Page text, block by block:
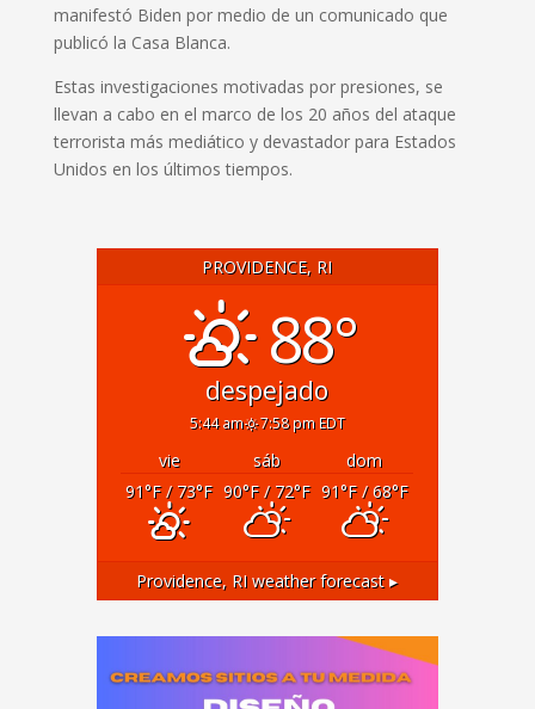
manifestó Biden por medio de un comunicado que
publicó la Casa Blanca.
Estas investigaciones motivadas por presiones, se
llevan a cabo en el marco de los 20 años del ataque
terrorista más mediático y devastador para Estados
Unidos en los últimos tiempos.
PROVIDENCE, RI
88°
despejado
5:44 am 7:58 pm EDT
vie sáb
dom
91°F/ 73°F 90°F/ 72°F 91°F/ 68°F
Providence, RI weather forecast ▸